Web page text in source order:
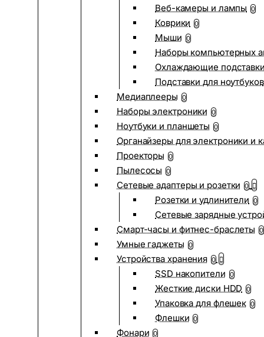
Веб-камеры и лампы 0
Коврики 0
Мыши 0
Наборы компьютерных
Охлаждающие
Подставки для ноутбуков
Медиаплееры 0
Наборы электроники 0
Ноутбуки и планшеты 0
Органайзеры для электроники и
Проекторы 0
Пылесосы 0
Сетевые адаптеры и розетки 0
Розетки и удлинители 0
Сетевые зарядные
Смарт-часы и фитнес-браслеты 0
Умные гаджеты 0
Устройства хранения 0
SSD накопители 0
Жесткие диски HDD 0
Упаковка для флешек 0
Флешки 0
Фонари 0